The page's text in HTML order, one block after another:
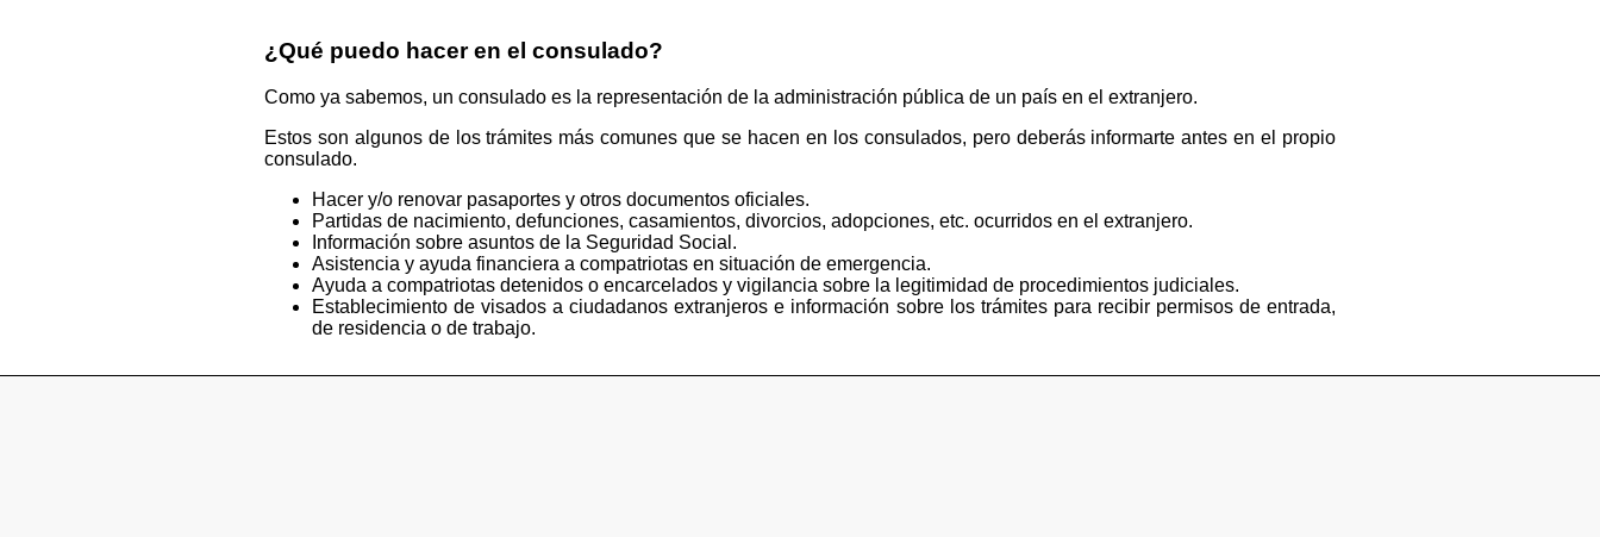
¿Qué puedo hacer en el consulado?
Como ya sabemos, un consulado es la representación de la administración pública de un país en el extranjero.
Estos son algunos de los trámites más comunes que se hacen en los consulados, pero deberás informarte antes en el propio
consulado.
Hacer y/o renovar pasaportes y otros documentos oficiales.
Partidas de nacimiento, defunciones, casamientos, divorcios, adopciones, etc. ocurridos en el extranjero.
Información sobre asuntos de la Seguridad Social.
Asistencia y ayuda financiera a compatriotas en situación de emergencia.
Ayuda a compatriotas detenidos o encarcelados y vigilancia sobre la legitimidad de procedimientos judiciales.
Establecimiento de visados a ciudadanos extranjeros e información sobre los trámites para recibir permisos de entrada,
de residencia o de trabajo.